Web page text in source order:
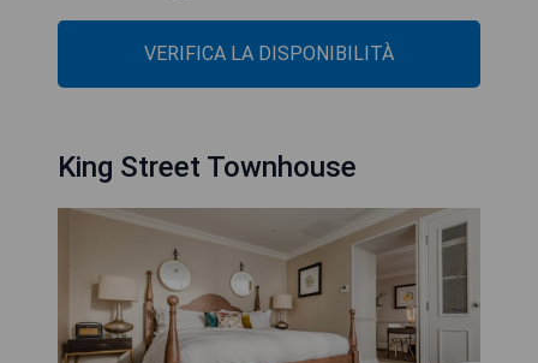
VERIFICA LA DISPONIBILITÀ
King Street Townhouse